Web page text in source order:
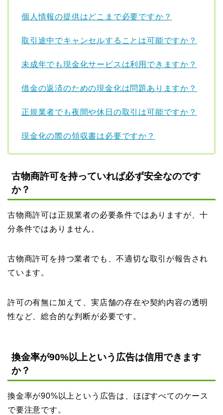
個人情報の提供はどこまで必要ですか？
取引途中でキャンセルすることは可能ですか？
未成年でも現金化サービスは利用できますか？
借金の返済のための現金化は問題ありますか？
正規業者でも夜間や休日の取引は可能ですか？
現金化の際の領収書は必要ですか？
古物商許可を持っていれば必ず安全なのです
か？
古物商許可は正規業者の必要条件ではありますが、十
分条件ではありません。
古物商許可を持つ業者でも、不適切な取引が報告され
ています。
許可の有無に加えて、実店舗の存在や契約内容の透明
性など、総合的な判断が必要です。
換金率が90%以上という広告は信用できます
か？
換金率が90%以上という広告は、ほぼすべてのケース
で要注意です。